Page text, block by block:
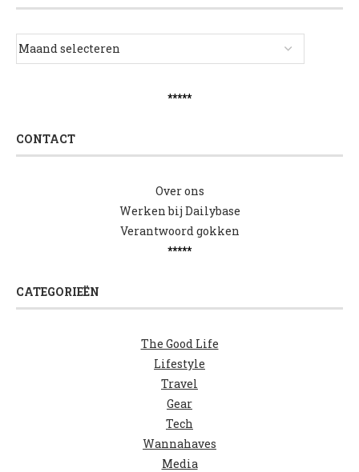
*****
CONTACT
Over ons
Werken bij Dailybase
Verantwoord gokken
*****
CATEGORIEËN
The Good Life
Lifestyle
Travel
Gear
Tech
Wannahaves
Media